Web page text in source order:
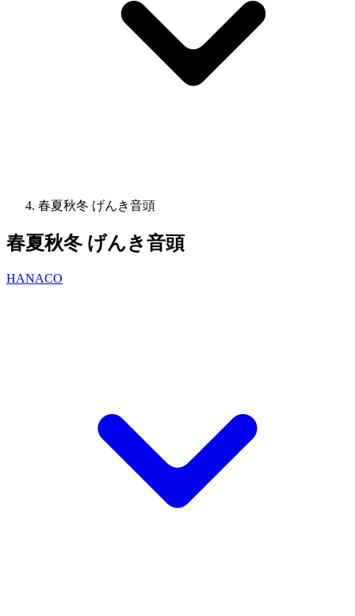
春夏秋冬 げんき音頭
春夏秋冬 げんき音頭
HANACO